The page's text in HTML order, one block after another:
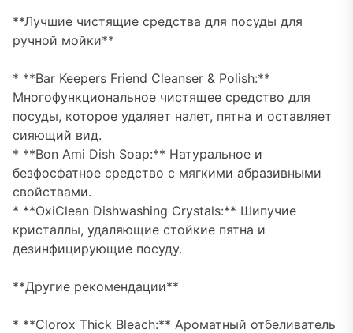
**Лучшие чистящие средства для посуды для
ручной мойки**
* **Bar Keepers Friend Cleanser & Polish:**
Многофункциональное чистящее средство для
посуды, которое удаляет налет, пятна и оставляет
сияющий вид.
* **Bon Ami Dish Soap:** Натуральное и
безфосфатное средство с мягкими абразивными
свойствами.
* **OxiClean Dishwashing Crystals:** Шипучие
кристаллы, удаляющие стойкие пятна и
дезинфицирующие посуду.
**Другие рекомендации**
* **Clorox Thick Bleach:** Ароматный отбеливатель